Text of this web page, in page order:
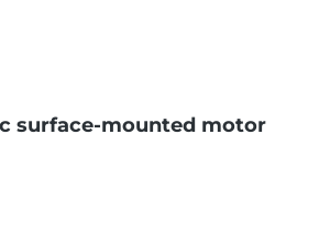
surface-mounted motor